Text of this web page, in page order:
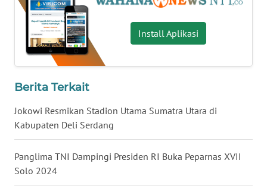
Install Aplikasi
Berita Terkait
Jokowi Resmikan Stadion Utama Sumatra Utara di
Kabupaten Deli Serdang
Panglima TNI Dampingi Presiden RI Buka Peparnas XVII
Solo 2024
SULTENG
WN
SULBAR
WN
BABEL
WN
WN